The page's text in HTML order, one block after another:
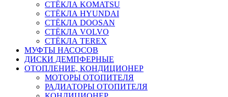
СТЁКЛА KOMATSU
СТЁКЛА HYUNDAI
СТЁКЛА DOOSAN
СТЁКЛА VOLVO
СТЁКЛА TEREX
МУФТЫ НАСОСОВ
ДИСКИ ДЕМПФЕРНЫЕ
ОТОПЛЕНИЕ, КОНДИЦИОНЕР
МОТОРЫ ОТОПИТЕЛЯ
РАДИАТОРЫ ОТОПИТЕЛЯ